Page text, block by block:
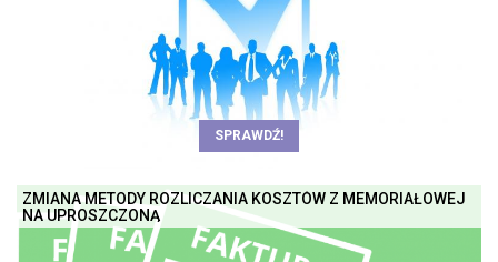
SPRAWDŹ!
ZMIANA METODY ROZLICZANIA KOSZTÓW Z MEMORIAŁOWEJ
NA UPROSZCZONĄ